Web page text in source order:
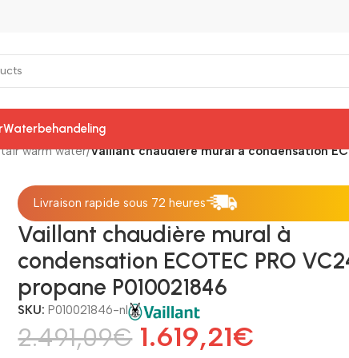
Waterbehandeling
warm water/Vaillant chaudière mural à condensation
Livraison rapide sous 72 heures
Vaillant chaudière mural à
condensation ECOTEC PRO
propane P010021846
SKU:P010021846-nl
2.491,09€ 1.619,21€